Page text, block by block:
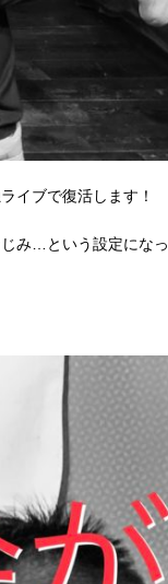
イブで復活します！
み…という設定になっ